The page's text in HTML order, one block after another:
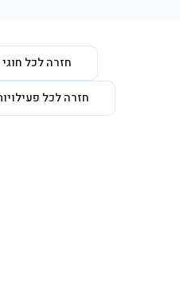
חזרה לכל
חזרה לכל